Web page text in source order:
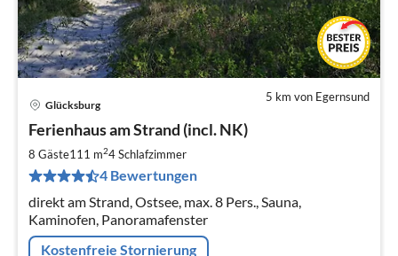
5 km von Egernsund
Glücksburg
Ferienhaus am Strand (incl. NK)
8 Gäste111 m24Schlafzimmer
4 Bewertungen
direkt am Strand, Ostsee, max. 8 Pers., Sauna,
Kaminofen, Panoramafenster
Kostenfreie Stornierung